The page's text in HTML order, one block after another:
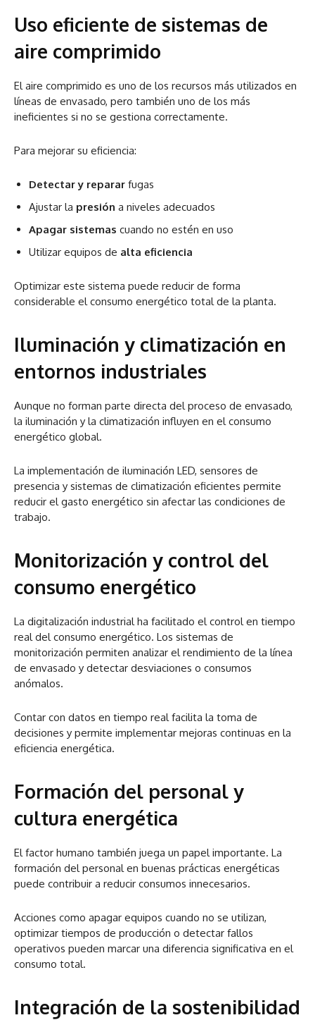
Uso eficiente de sistemas de
aire comprimido
El aire comprimido es uno de los recursos más utilizados en
líneas de envasado, pero también uno de los más
ineficientes si no se gestiona correctamente.
Para mejorar su eficiencia:
Detectar y reparar fugas
Ajustar la presión a niveles adecuados
Apagar sistemas cuando no estén en uso
Utilizar equipos de alta eficiencia
Optimizar este sistema puede reducir de forma
considerable el consumo energético total de la planta.
Iluminación y climatización en
entornos industriales
Aunque no forman parte directa del proceso de envasado,
la iluminación y la climatización influyen en el consumo
energético global.
La implementación de iluminación LED, sensores de
presencia y sistemas de climatización eficientes permite
reducir el gasto energético sin afectar las condiciones de
trabajo.
Monitorización y control del
consumo energético
La digitalización industrial ha facilitado el control en tiempo
real del consumo energético. Los sistemas de
monitorización permiten analizar el rendimiento de la línea
de envasado y detectar desviaciones o consumos
anómalos.
Contar con datos en tiempo real facilita la toma de
decisiones y permite implementar mejoras continuas en la
eficiencia energética.
Formación del personal y
cultura energética
El factor humano también juega un papel importante. La
formación del personal en buenas prácticas energéticas
puede contribuir a reducir consumos innecesarios.
Acciones como apagar equipos cuando no se utilizan,
optimizar tiempos de producción o detectar fallos
operativos pueden marcar una diferencia significativa en el
consumo total.
Integración de la sostenibilidad